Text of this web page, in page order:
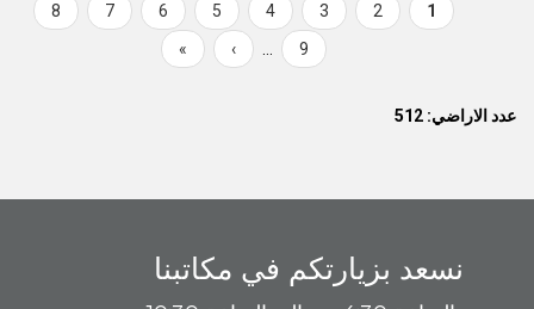
Pagination
Current
page
1
Page
2
Page
3
Page
4
Page
5
Page
6
Page
7
Page
8
Page
9
Next
page
›
Last
page
»
عدد الاراضي: 512
نسعد بزيارتكم في مكاتبنا